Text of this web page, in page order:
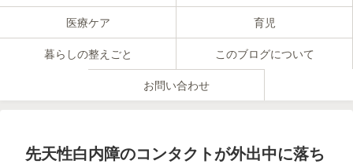
医療ケア 育児
暮らしの整えごと このブログについて
お問い合わせ
先天性白内障のコンタクトが外出中に落ち